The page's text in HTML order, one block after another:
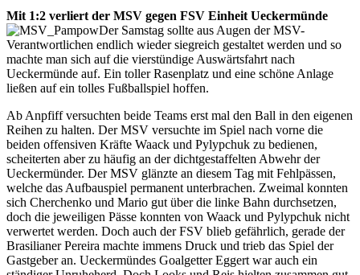
Mit 1:2 verliert der MSV gegen FSV Einheit Ueckermünde
Der Samstag sollte aus Augen der MSV-
Verantwortlichen endlich wieder siegreich gestaltet werden und so
machte man sich auf die vierstündige Auswärtsfahrt nach
Ueckermünde auf. Ein toller Rasenplatz und eine schöne Anlage
ließen auf ein tolles Fußballspiel hoffen.
Ab Anpfiff versuchten beide Teams erst mal den Ball in den eigenen
Reihen zu halten. Der MSV versuchte im Spiel nach vorne die
beiden offensiven Kräfte Waack und Pylypchuk zu bedienen,
scheiterten aber zu häufig an der dichtgestaffelten Abwehr der
Ueckermünder. Der MSV glänzte an diesem Tag mit Fehlpässen,
welche das Aufbauspiel permanent unterbrachen. Zweimal konnten
sich Cherchenko und Mario gut über die linke Bahn durchsetzen,
doch die jeweiligen Pässe konnten von Waack und Pylypchuk nicht
verwertet werden. Doch auch der FSV blieb gefährlich, gerade der
Brasilianer Pereira machte immens Druck und trieb das Spiel der
Gastgeber an. Ueckermündes Goalgetter Eggert war auch ein